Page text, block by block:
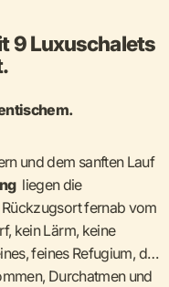
9 Luxuschalets
und dem sanften Lauf
liegen die
fernab vom
kein Lärm, keine
feines Refugium, das
Durchatmen und